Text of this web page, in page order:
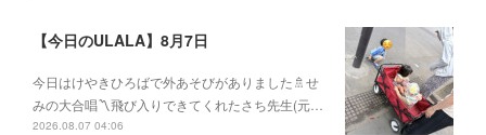
【今日のULALA】8月7日
今日はけやきひろばで外あそびがありました🚿せ
みの大合唱〽飛び入りできてくれたさち先生(元…
2026.08.07 04:06